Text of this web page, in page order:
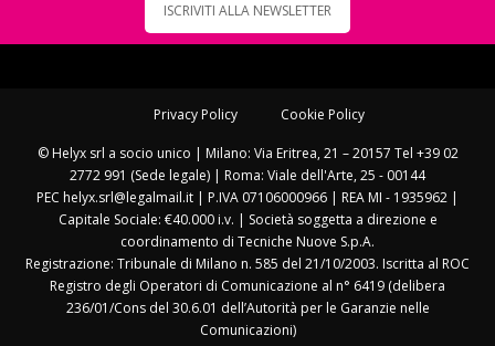
ISCRIVITI ALLA NEWSLETTER
Privacy Policy Cookie Policy
© Helyx srl a socio unico | Milano: Via Eritrea, 21 – 20157 Tel +39 02
2772 991 (Sede legale) | Roma: Viale dell'Arte, 25 - 00144
PEC helyx.srl@legalmail.it | P.IVA 07106000966 | REA MI - 1935962 |
Capitale Sociale: €40.000 i.v. | Società soggetta a direzione e
coordinamento di Tecniche Nuove S.p.A.
Registrazione: Tribunale di Milano n. 585 del 21/10/2003. Iscritta al ROC
Registro degli Operatori di Comunicazione al n° 6419 (delibera
236/01/Cons del 30.6.01 dell’Autorità per le Garanzie nelle
Comunicazioni)